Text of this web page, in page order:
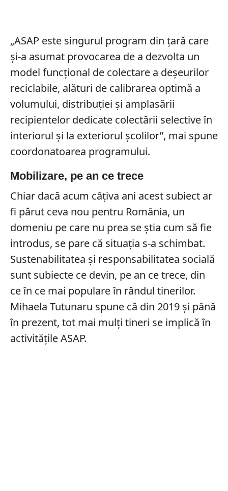
„ASAP este singurul program din țară care
și-a asumat provocarea de a dezvolta un
model funcțional de colectare a deșeurilor
reciclabile, alături de calibrarea optimă a
volumului, distribuției și amplasării
recipientelor dedicate colectării selective în
interiorul și la exteriorul școlilor”, mai spune
coordonatoarea programului.
Mobilizare, pe an ce trece
Chiar dacă acum câțiva ani acest subiect ar
fi părut ceva nou pentru România, un
domeniu pe care nu prea se știa cum să fie
introdus, se pare că situația s-a schimbat.
Sustenabilitatea și responsabilitatea socială
sunt subiecte ce devin, pe an ce trece, din
ce în ce mai populare în rândul tinerilor.
Mihaela Tutunaru spune că din 2019 și până
în prezent, tot mai mulți tineri se implică în
activitățile ASAP.